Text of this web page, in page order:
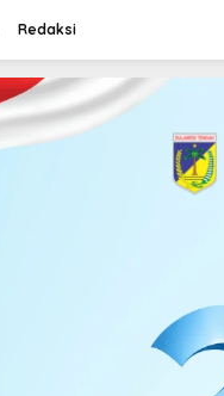
Redaksi